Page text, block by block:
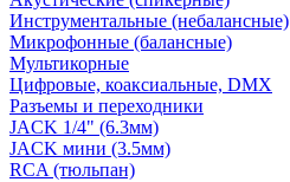
Инструментальные (небалансные)
Микрофонные (балансные)
Мультикорные
Цифровые, коаксиальные, DMX
Разъемы и переходники
JACK 1/4" (6.3мм)
JACK мини (3.5мм)
RCA (тюльпан)